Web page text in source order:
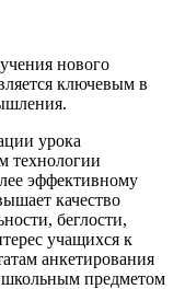
нового
ключевым в
урока
технологии
эффективному
качество
беглости,
учащихся к
анкетирования
предметом